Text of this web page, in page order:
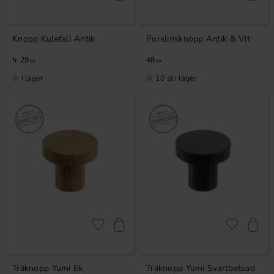
Knopp Kulefall Antik
29 KR
I lager
Porslinsknopp Antik & Vit
48 KR
10 st i lager
Träknopp Yumi Ek
Lägg till i favoriter
Träknopp Yumi Svartbetsad
Lägg till i